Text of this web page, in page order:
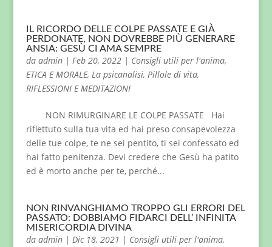
IL RICORDO DELLE COLPE PASSATE E GIÀ
PERDONATE, NON DOVREBBE PIÙ GENERARE
ANSIA: GESÙ CI AMA SEMPRE
da admin| Feb 20, 2022| Consigli utili per l'anima,
ETICA E MORALE, La psicanalisi, Pillole di vita,
RIFLESSIONI E MEDITAZIONI
NON RIMURGINARE LE COLPE PASSATE Hai
riflettuto sulla tua vita ed hai preso consapevolezza
delle tue colpe, te ne sei pentito, ti sei confessato ed
hai fatto penitenza. Devi credere che Gesù ha patito
ed è morto anche per te, perché...
NON RINVANGHIAMO TROPPO GLI ERRORI DEL
PASSATO: DOBBIAMO FIDARCI DELL’ INFINITA
MISERICORDIA DIVINA
da admin| Dic 18, 2021 | Consigli utili per l'anima,